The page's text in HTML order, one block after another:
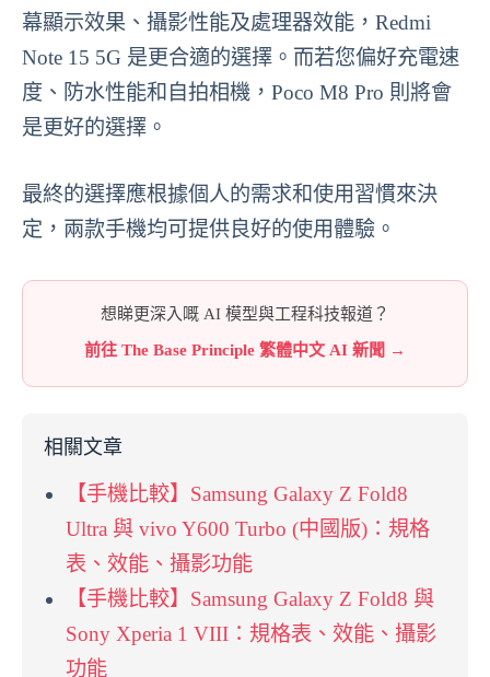
幕顯示效果、攝影性能及處理器效能，Redmi
Note 15 5G 是更合適的選擇。而若您偏好充電速
度、防水性能和自拍相機，Poco M8 Pro 則將會
是更好的選擇。
最終的選擇應根據個人的需求和使用習慣來決
定，兩款手機均可提供良好的使用體驗。
想睇更深入嘅 AI 模型與工程科技報道？
前往 The Base Principle 繁體中文 AI 新聞 →
相關文章
【手機比較】Samsung Galaxy Z Fold8
Ultra 與 vivo Y600 Turbo (中國版)：規格
表、效能、攝影功能
【手機比較】Samsung Galaxy Z Fold8 與
Sony Xperia 1 VIII：規格表、效能、攝影
功能